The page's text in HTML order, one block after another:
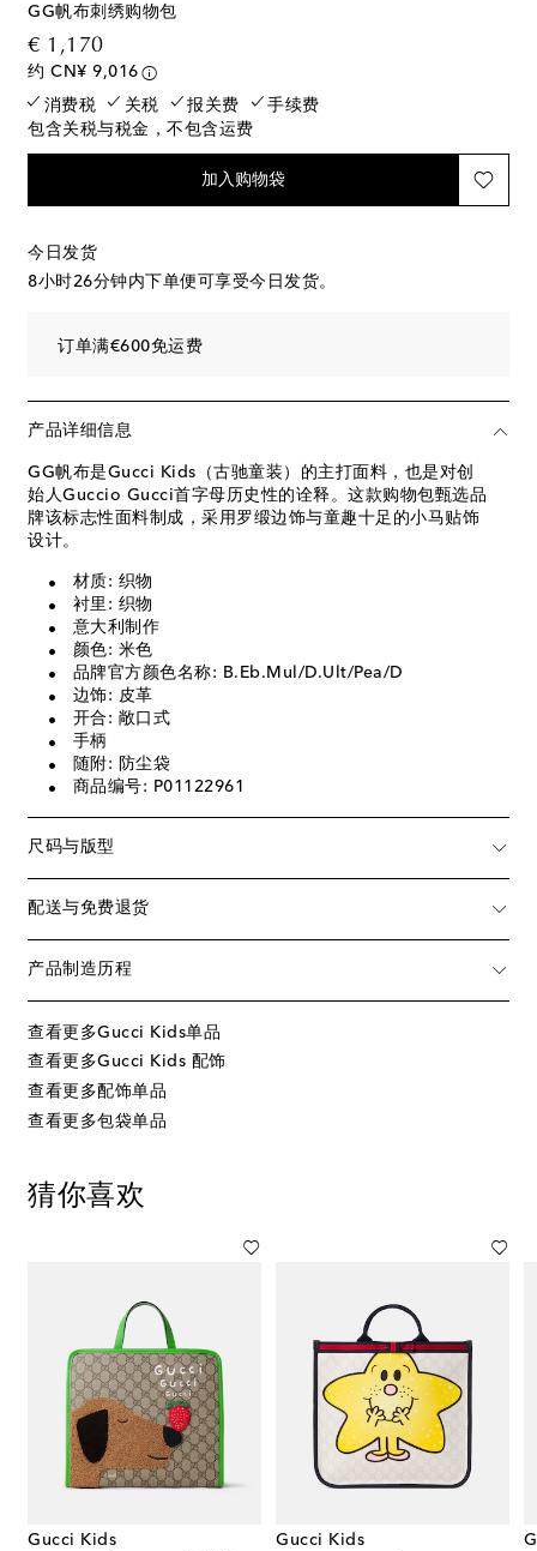
GG帆布刺绣购物包
€ 1,170original price
约 CN¥ 9,016
消费税
关税 报关费
手续费
包含关税与税金，不包含运费
加入购物袋
今日发货
8小时26分钟内下单便可享受今日发货。
订单满€600免运费
产品详细信息
GG帆布是Gucci Kids（古驰童装）的主打面料，也是对创
始人Guccio Gucci首字母历史性的诠释。这款购物包甄选品
牌该标志性面料制成，采用罗缎边饰与童趣十足的小马贴饰
设计。
材质: 织物
衬里: 织物
意大利制作
颜色: 米色
品牌官方颜色名称: B.Eb.Mul/D.Ult/Pea/D
边饰: 皮革
开合: 敞口式
手柄
随附: 防尘袋
商品编号: P01122961
尺码与版型
配送与免费退货
产品制造历程
查看更多Gucci Kids单品
查看更多Gucci Kids 配饰
查看更多配饰单品
查看更多包袋单品
猜你喜欢
Gucci Kids
Gucci Kids